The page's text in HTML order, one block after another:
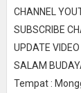
CHANNEL
SUBSCRIBE
UPDATE
SALAM
Tempat :